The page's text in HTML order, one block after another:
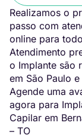
Realizamos o
passo com
online para
Atendimento
o Implante são
em São Paulo
Agende uma
agora para
Capilar em
– TO